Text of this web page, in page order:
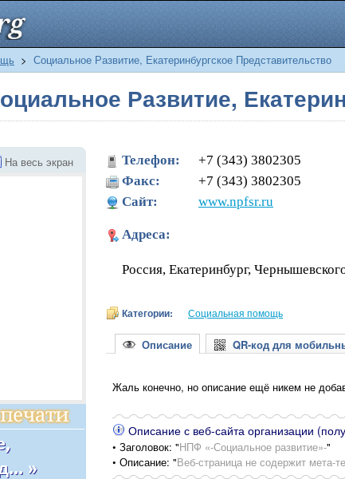
> Социальное Развитие, Екатеринбургское Представительство
Развитие,
На весь экран
Телефон:
+7 (343) 3802305
Факс:
+7 (343) 3802305
Сайт:
www.npfsr.ru
Адреса:
Россия, Екатеринбург,
Категории: Социальная помощь
Описание QR-код для
Жаль конечно, но описание ещё никем не
Описание с веб-сайта организации
• Заголовок: "НПФ «-Социальное развитие»-"
• Описание: "Веб-страница не содержит мета-